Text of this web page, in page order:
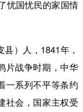
忧国忧民的家国情
）人，1841年，
片战争时期，中华
一系列不平等条约
社会，国家主权受